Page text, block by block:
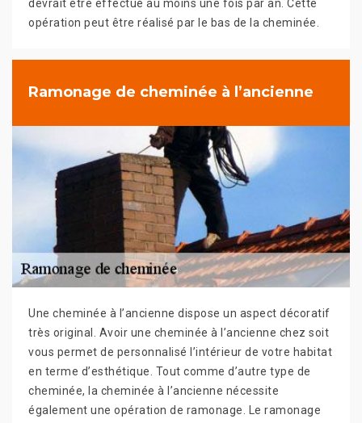
devrait être effectué au moins une fois par an. Cette
opération peut être réalisé par le bas de la cheminée.
Ramonage de cheminée à l’ancienne
Une cheminée à l’ancienne dispose un aspect décoratif
très original. Avoir une cheminée à l’ancienne chez soit
vous permet de personnalisé l’intérieur de votre habitat
en terme d’esthétique. Tout comme d’autre type de
cheminée, la cheminée à l’ancienne nécessite
également une opération de ramonage. Le ramonage